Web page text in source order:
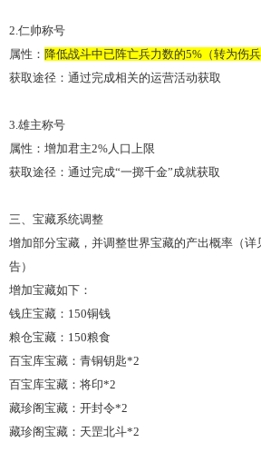
2.仁帅称号
属性： 降低战斗中已阵亡兵力数的5%（转为伤兵
获取途径：通过完成相关的运营活动获取
3.雄主称号
属性：增加君主2%人口上限
获取途径：通过完成“一掷千金”成就获取
三、宝藏系统调整
增加部分宝藏，并调整世界宝藏的产出概率（详
告）
增加宝藏如下：
钱庄宝藏： 150铜钱
粮仓宝藏： 150粮食
百宝库宝藏：青铜钥匙*2
百宝库宝藏：将印*2
藏珍阁宝藏：开封令*2
藏珍阁宝藏：天罡北斗*2